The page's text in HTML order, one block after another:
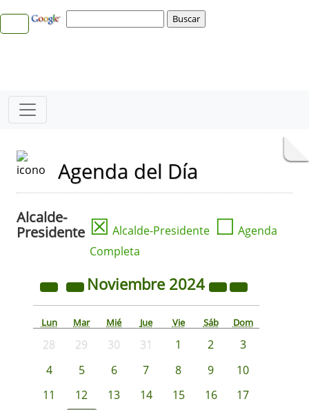
Agenda del Día
Alcalde-
Presidente ☒ Alcalde-Presidente ☐ Agenda
Completa
Noviembre 2024
Lun Mar Mié Jue Vie Sáb Dom
28 29 30 31 1 2
3
4
5 6 7 8 9
10
11
12 13 14 15 16
17